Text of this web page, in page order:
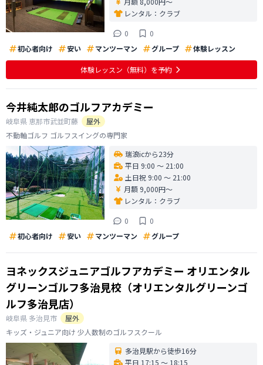
レンタル： クラブ
0
0
初心者向け
安い マンツーマン グループ 体験レッスン
体験レッスン （無料） を予約
今井純太郎のゴルフアカデミー
岐阜県 恵那市武並町藤
屋外
不動軸ゴルフ ゴルフスイングの専門家
瑞浪icから23分
平日 9:00 〜 21:00
土日祝 9:00 〜 21:00
月額 9,000円〜
レンタル： クラブ
0
0
初心者向け
安い マンツーマン グループ
ヨネックスジュニアゴルフアカデミー オリエンタル
グリーンゴルフ多治見校（オリエンタルグリーンゴ
ルフ多治見店）
岐阜県 多治見市
屋外
キッズ・ジュニア向け 少人数制のゴルフスクール
多治見駅から徒歩16分
平日 17:15 〜 18:15